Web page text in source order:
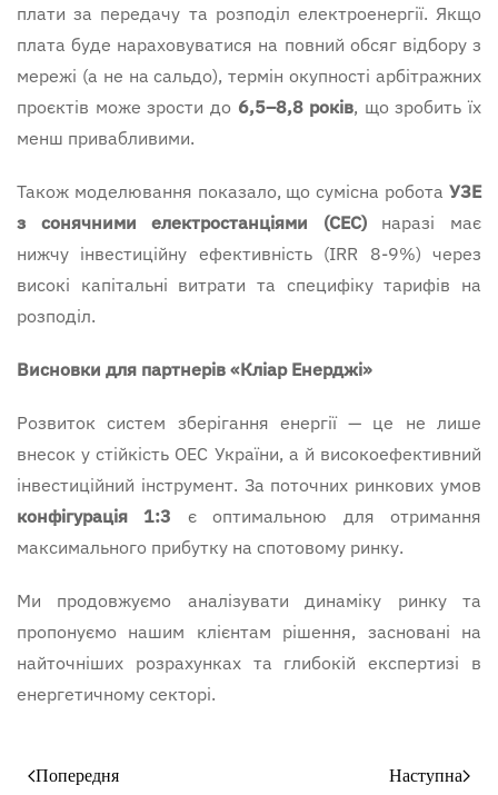
плати за передачу та розподіл електроенергії. Якщо
плата буде нараховуватися на повний обсяг відбору з
мережі (а не на сальдо), термін окупності арбітражних
проєктів може зрости до 6,5–8,8 років, що зробить їх
менш привабливими.
Також моделювання показало, що сумісна робота УЗЕ
з сонячними електростанціями (СЕС)наразі має
нижчу інвестиційну ефективність (IRR 8-9%) через
високі капітальні витрати та специфіку тарифів на
розподіл.
Висновки для партнерів «КліарЕнерджі»
Розвиток систем зберігання енергії — це не лише
внесок у стійкість ОЕС України, а й високоефективний
інвестиційний інструмент. За поточних ринкових умов
конфігурація 1:3 є оптимальною для отримання
максимального прибутку на спотовому ринку.
Ми продовжуємо аналізувати динаміку ринку та
пропонуємо нашим клієнтам рішення, засновані на
найточніших розрахунках та глибокій експертизі в
енергетичному секторі.
Попередня Наступна